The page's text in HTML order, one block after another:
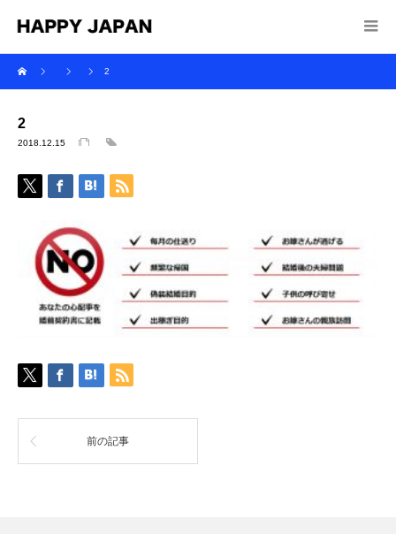
2
2
2018.12.15
前の記事